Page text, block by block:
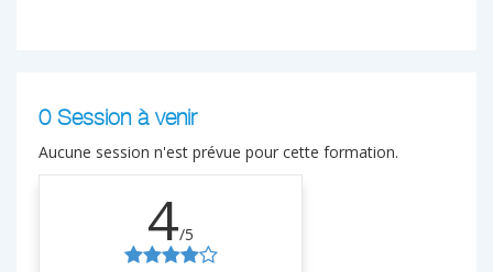
0 Session à venir
Aucune session n'est prévue pour cette formation.
4/5